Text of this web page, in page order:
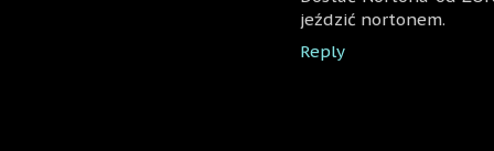
jeździć nortonem.
Reply